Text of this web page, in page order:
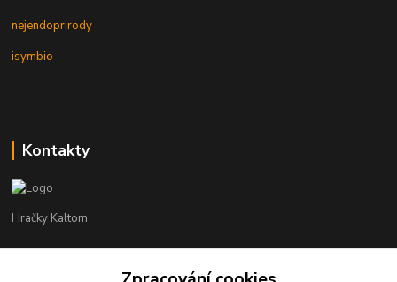
nejendoprirody
isymbio
Kontakty
Hračky Kaltom
+420 777 538 008